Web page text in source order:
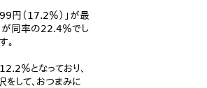
円（17.2％）」が最
が同率の22.4％でし
。
％となっており、
をして、おつまみに